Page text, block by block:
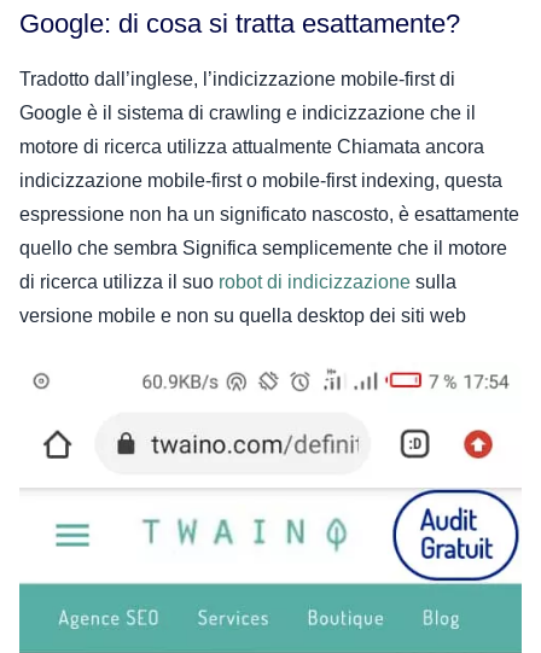
Google: di cosa si tratta esattamente?
Tradotto dall’inglese, l’indicizzazione mobile-first di
Google è il sistema di crawling e indicizzazione che il
motore di ricerca utilizza attualmente Chiamata ancora
indicizzazione mobile-first o mobile-first indexing, questa
espressione non ha un significato nascosto, è esattamente
quello che sembra Significa semplicemente che il motore
di ricerca utilizza il suo robot di indicizzazione sulla
versione mobile e non su quella desktop dei siti web